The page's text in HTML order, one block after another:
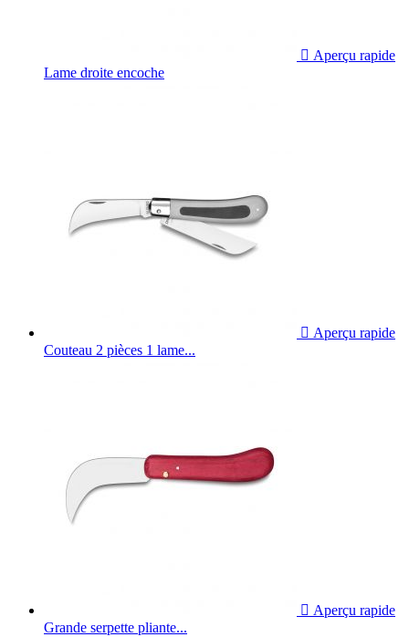
 Aperçu rapide
Lame droite encoche
 Aperçu rapide
Couteau 2 pièces 1 lame...
 Aperçu rapide
Grande serpette pliante...